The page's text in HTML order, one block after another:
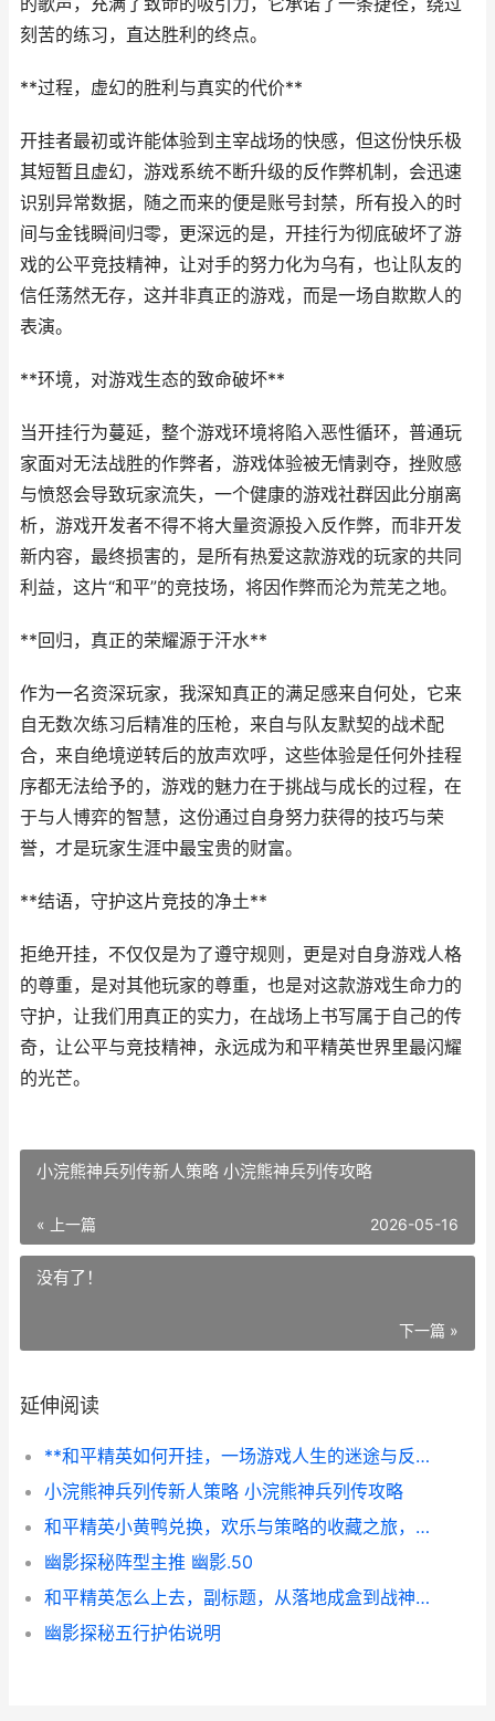
刻苦的练习，直达胜利的终点。
**过程，虚幻的胜利与真实的代价**
开挂者最初或许能体验到主宰战场的快感，但这份快乐极
其短暂且虚幻，游戏系统不断升级的反作弊机制，会迅速
识别异常数据，随之而来的便是账号封禁，所有投入的时
间与金钱瞬间归零，更深远的是，开挂行为彻底破坏了游
戏的公平竞技精神，让对手的努力化为乌有，也让队友的
信任荡然无存，这并非真正的游戏，而是一场自欺欺人的
表演。
**环境，对游戏生态的致命破坏**
当开挂行为蔓延，整个游戏环境将陷入恶性循环，普通玩
家面对无法战胜的作弊者，游戏体验被无情剥夺，挫败感
与愤怒会导致玩家流失，一个健康的游戏社群因此分崩离
析，游戏开发者不得不将大量资源投入反作弊，而非开发
新内容，最终损害的，是所有热爱这款游戏的玩家的共同
利益，这片“和平”的竞技场，将因作弊而沦为荒芜之地。
**回归，真正的荣耀源于汗水**
作为一名资深玩家，我深知真正的满足感来自何处，它来
自无数次练习后精准的压枪，来自与队友默契的战术配
合，来自绝境逆转后的放声欢呼，这些体验是任何外挂程
序都无法给予的，游戏的魅力在于挑战与成长的过程，在
于与人博弈的智慧，这份通过自身努力获得的技巧与荣
誉，才是玩家生涯中最宝贵的财富。
**结语，守护这片竞技的净土**
拒绝开挂，不仅仅是为了遵守规则，更是对自身游戏人格
的尊重，是对其他玩家的尊重，也是对这款游戏生命力的
守护，让我们用真正的实力，在战场上书写属于自己的传
奇，让公平与竞技精神，永远成为和平精英世界里最闪耀
的光芒。
小浣熊神兵列传新人策略 小浣熊神兵列传攻略
« 上一篇 2026-05-16
没有了！
下一篇 »
延伸阅读
**和平精英如何开挂，一场游戏人生的迷途与反思**
小浣熊神兵列传新人策略 小浣熊神兵列传攻略
和平精英小黄鸭兑换，欢乐与策略的收藏之旅，副标题，浅水中的战术宝藏寻觅记
幽影探秘阵型主推 幽影.50
和平精英怎么上去，副标题，从落地成盒到战神之路的阶梯
幽影探秘五行护佑说明